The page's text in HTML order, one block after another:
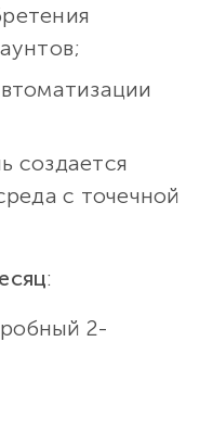
создается
с точечной
:
2-